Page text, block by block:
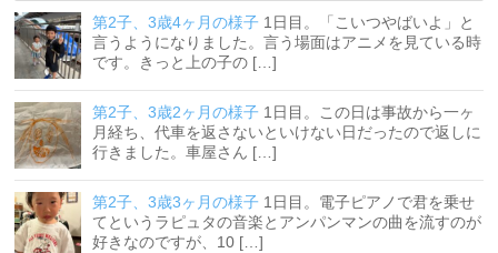
第2子、3歳4ヶ月の様子 1日目。「こいつやばいよ」と
言うようになりました。言う場面はアニメを見ている時
です。きっと上の子の […]
第2子、3歳2ヶ月の様子 1日目。この日は事故から一ヶ
月経ち、代車を返さないといけない日だったので返しに
行きました。車屋さん […]
第2子、3歳3ヶ月の様子 1日目。電子ピアノで君を乗せ
てというラピュタの音楽とアンパンマンの曲を流すのが
好きなのですが、10 […]